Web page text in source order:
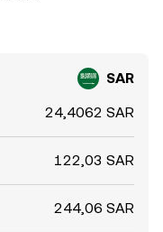
SAR
24,4062 SAR
122,03 SAR
244,06 SAR